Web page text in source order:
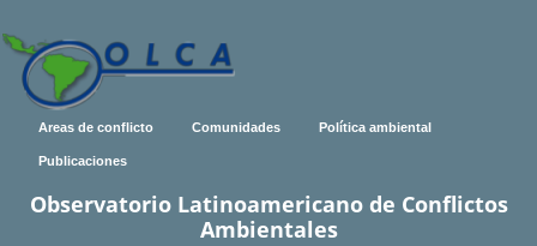
Areas de conflicto Comunidades Política ambiental
Publicaciones
Observatorio Latinoamericano de Conflictos
Ambientales